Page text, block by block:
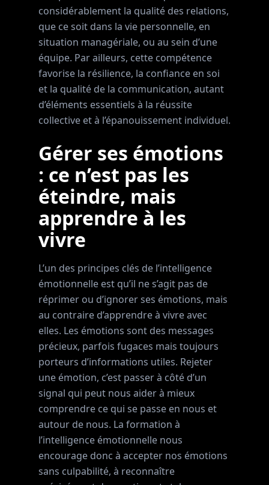
considérablement la qualité des relations,
que ce soit dans la vie personnelle, en
situation managériale, ou au sein d’une
équipe. Par ailleurs, cette compétence
favorise la résilience, la confiance en soi
et la qualité de la communication, autant
d’éléments essentiels à la réussite
collective et à l’épanouissement individuel.
Gérer ses émotions
: ce n’est pas les
éteindre, mais
apprendre à les
vivre
L’un des principes clés de l’intelligence
émotionnelle est qu’il ne s’agit pas de
réprimer ou d’ignorer ses émotions, mais
au contraire d’apprendre à vivre avec
elles. Les émotions sont des messages
précieux, parfois fugaces mais toujours
porteurs d’informations utiles. Rejeter
une émotion, c’est passer à côté d’un
signal qui peut nous aider à mieux
comprendre ce qui se passe en nous et
autour de nous. La formation à
l’intelligence émotionnelle nous
encourage donc à accepter nos émotions
sans culpabilité, à reconnaître